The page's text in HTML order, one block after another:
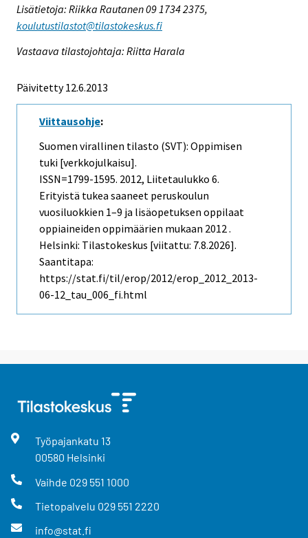
Lisätietoja: Riikka Rautanen 09 1734 2375,
koulutustilastot@tilastokeskus.fi
Vastaava tilastojohtaja: Riitta Harala
Päivitetty 12.6.2013
Viittausohje:
Suomen virallinen tilasto (SVT): Oppimisen
tuki [verkkojulkaisu].
ISSN=1799-1595. 2012, Liitetaulukko 6.
Erityistä tukea saaneet peruskoulun
vuosiluokkien 1–9 ja lisäopetuksen oppilaat
oppiaineiden oppimäärien mukaan 2012 .
Helsinki: Tilastokeskus [viitattu: 7.8.2026].
Saantitapa:
https://stat.fi/til/erop/2012/erop_2012_2013-
06-12_tau_006_fi.html
Työpajankatu 13
00580 Helsinki
Vaihde 029 551 1000
Tietopalvelu 029 551 2220
info@stat.fi